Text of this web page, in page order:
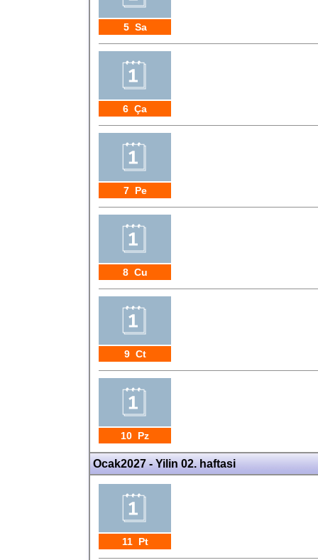
5 Sa
6 Ça
7 Pe
8 Cu
9 Ct
10 Pz
Ocak2027 - Yilin 02. haftasi
11 Pt